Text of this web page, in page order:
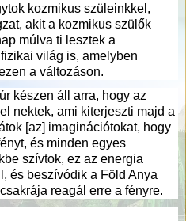
kozmikus szüleinkkel,
akit a kozmikus szülők
múlva ti lesztek a
világ is, amelyben
a változáson.
készen áll arra, hogy az
nektek, ami kiterjeszti majd a
[az] imaginációtokat, hogy
és minden egyes
szívtok, ez az energia
és beszívódik a Föld Anya
reagál erre a fényre.